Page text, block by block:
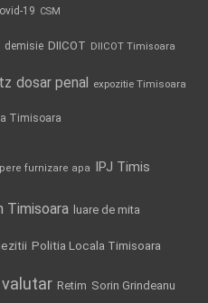
19 CSM
demisie DIICOT DIICOT Timisoara
dosar penal expozitie Timisoara
Timisoara
furnizare apa IPJ Timis
Timisoara luare de mita
Politia Locala Timisoara
Retim Sorin Grindeanu